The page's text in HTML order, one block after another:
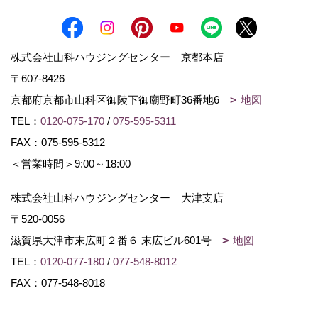
株式会社山科ハウジングセンター 京都本店
〒607-8426
京都府京都市山科区御陵下御廟野町36番地6
地図
TEL： 0120-075-170 / 075-595-5311
FAX：075-595-5312
＜営業時間＞9:00～18:00
株式会社山科ハウジングセンター 大津支店
〒520-0056
滋賀県大津市末広町２番６ 末広ビル601号
地図
TEL： 0120-077-180 / 077-548-8012
FAX：077-548-8018